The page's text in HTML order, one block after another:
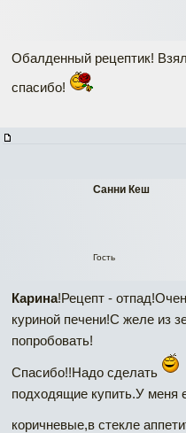
Обалденный рецептик!
спасибо!
Санни Кеш
Гость
Карина!Рецепт -
куриной печени!С желе из
попробовать!
Спасибо!!Надо сделать
подходящие купить.У меня
коричневые,в стекле